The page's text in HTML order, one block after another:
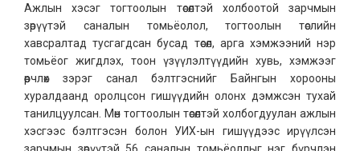
Ажлын хэсэг тогтоолын төсөлтэй холбоотой зарчмын
зөрүүтэй саналын томьёолол, тогтоолын төслийн
хавсралтад тусгагдсан бусад төсөл, арга хэмжээний нэр
томьёог жигдлэх, тоон үзүүлэлтүүдийн хувь, хэмжээг
өөрчлөх зэрэг санал бэлтгэснийг Байнгын хорооны
хуралдаанд оролцсон гишүүдийн олонх дэмжсэн тухай
танилцуулсан. Мөн тогтоолын төсөлтэй холбогдуулан ажлын
хэсгээс бэлтгэсэн болон УИХ-ын гишүүдээс ирүүлсэн
зарчмын зөрүүтэй 56 саналын томьёоллыг нэг бүрчлэн